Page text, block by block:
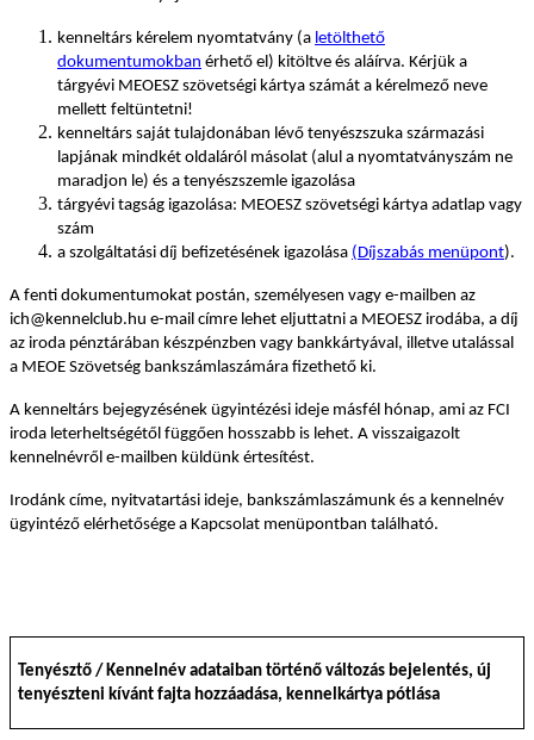
kenneltárs kérelem nyomtatvány (a letölthető
dokumentumokban érhető el) kitöltve és aláírva. Kérjük a
tárgyévi MEOESZ szövetségi kártya számát a kérelmező neve
mellett feltüntetni!
kenneltárs saját tulajdonában lévő tenyészszuka származási
lapjának mindkét oldaláról másolat (alul a nyomtatványszám ne
maradjon le) és a tenyészszemle igazolása
tárgyévi tagság igazolása: MEOESZ szövetségi kártya adatlap vagy
szám
a szolgáltatási díj befizetésének igazolása (Díjszabás menüpont).
A fenti dokumentumokat postán, személyesen vagy e-mailben az
ich@kennelclub.hu e-mail címre lehet eljuttatni a MEOESZ irodába, a díj
az iroda pénztárában készpénzben vagy bankkártyával, illetve utalással
a MEOE Szövetség bankszámlaszámára fizethető ki.
A kenneltárs bejegyzésének ügyintézési ideje másfél hónap, ami az FCI
iroda leterheltségétől függően hosszabb is lehet. A visszaigazolt
kennelnévről e-mailben küldünk értesítést.
Irodánk címe, nyitvatartási ideje, bankszámlaszámunk és a kennelnév
ügyintéző elérhetősége a Kapcsolat menüpontban található.
Tenyésztő / Kennelnév adataiban történő változás bejelentés, új
tenyészteni kívánt fajta hozzáadása, kennelkártya pótlása